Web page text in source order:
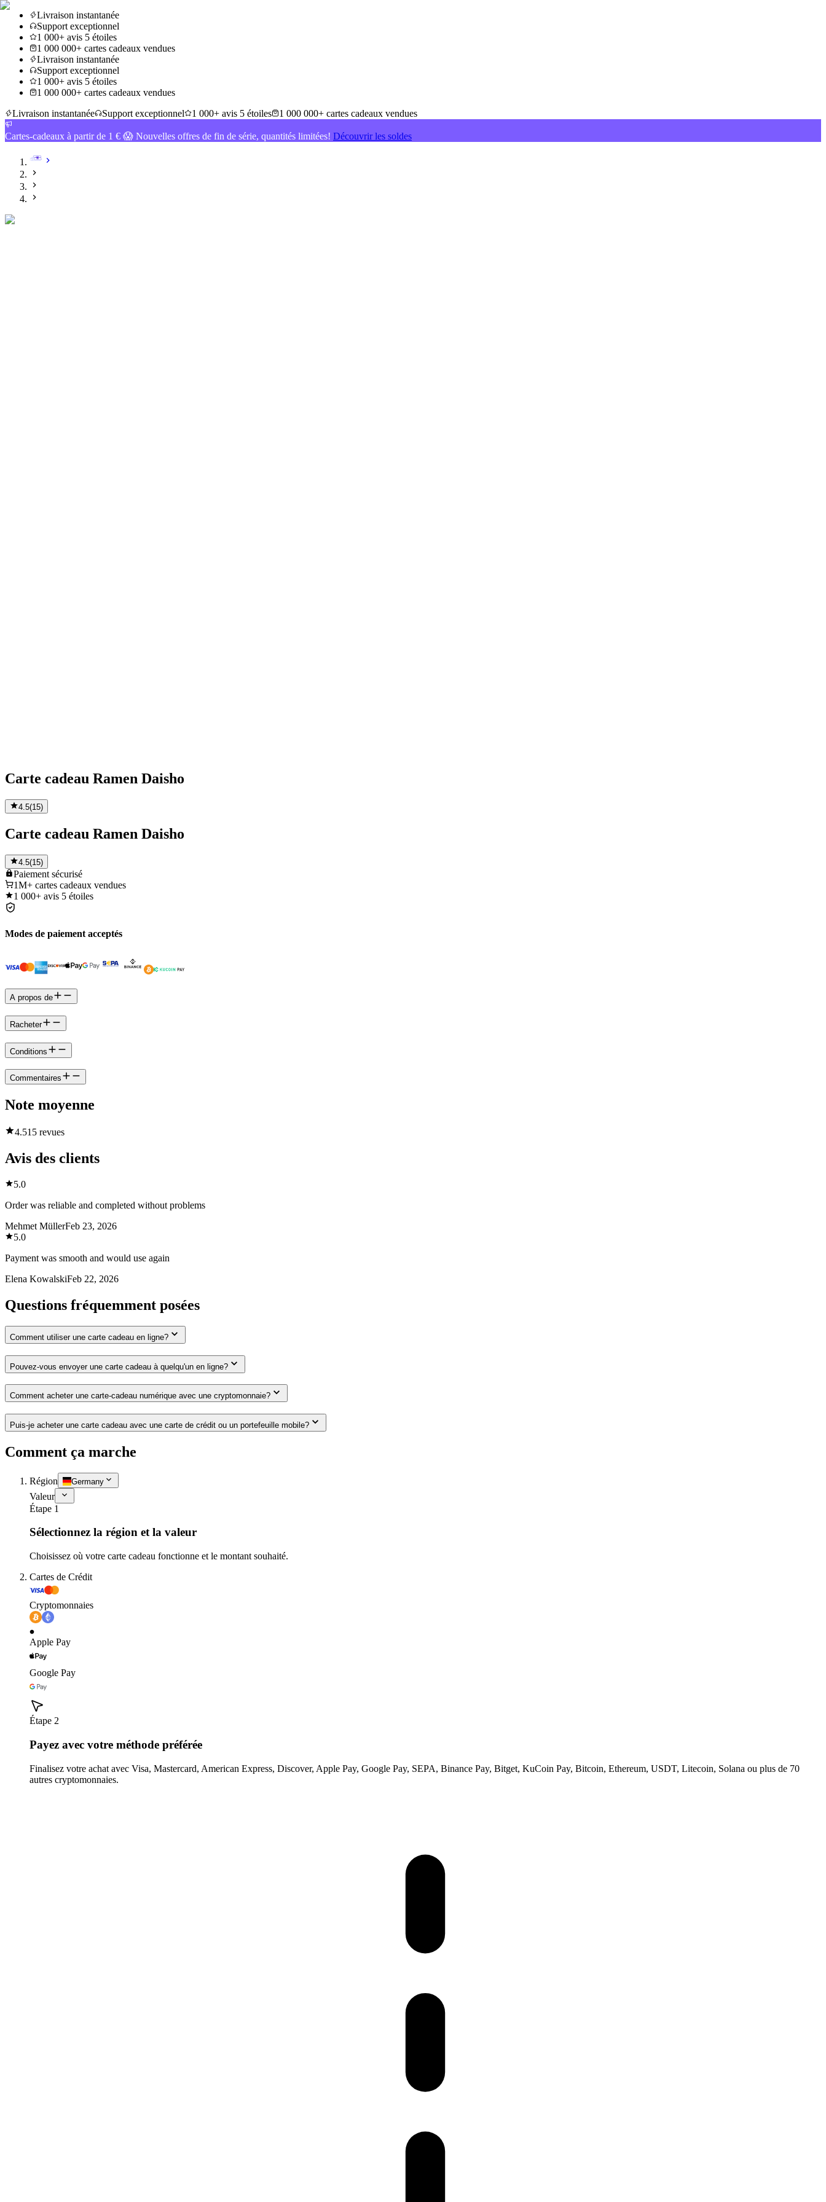
Livraison instantanée
Support exceptionnel
1 000+ avis 5 étoiles
1 000 000+ cartes cadeaux vendues
Livraison instantanée
Support exceptionnel
1 000+ avis 5 étoiles
1 000 000+ cartes cadeaux vendues
Livraison instantanée
Support exceptionnel 1 000+ avis 5 étoiles 1 000 000+ cartes cadeaux vendues
Cartes-cadeaux à partir de 1 € 😱 Nouvelles offres de fin de série, quantités limitées! Découvrir les soldes
Carte cadeau Ramen Daisho
4.5(15)
Carte cadeau Ramen Daisho
4.5(15)
Paiement sécurisé
1M+ cartes cadeaux vendues
1 000+ avis 5 étoiles
Modes de paiement acceptés
A propos de
Racheter
Conditions
Commentaires
Note moyenne
4.515 revues
Avis des clients
5.0
Order was reliable and completed without problems
Mehmet MüllerFeb 23, 2026
5.0
Payment was smooth and would use again
Elena KowalskiFeb 22, 2026
Questions fréquemment posées
Comment utiliser une carte cadeau en ligne?
Pouvez-vous envoyer une carte cadeau à quelqu'un en ligne?
Comment acheter une carte-cadeau numérique avec une cryptomonnaie?
Puis-je acheter une carte cadeau avec une carte de crédit ou un portefeuille mobile?
Comment ça marche
Région Germany
Valeur
Étape 1
Sélectionnez la région et la valeur
Choisissez où votre carte cadeau fonctionne et le montant souhaité.
Cartes de Crédit
Cryptomonnaies
Apple Pay
Google Pay
Étape 2
Payez avec votre méthode préférée
Finalisez votre achat avec Visa, Mastercard, American Express, Discover, Apple Pay, Google Pay, SEPA, Binance Pay, Bitget, KuCoin Pay, Bitcoin, Ethereum, USDT, Litecoin, Solana ou plus de 70
autres cryptomonnaies.